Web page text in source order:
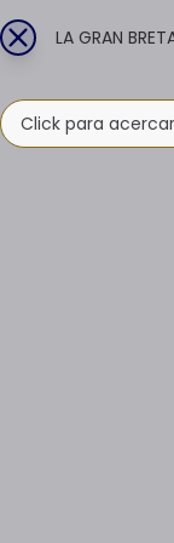
LA GRAN
Click para